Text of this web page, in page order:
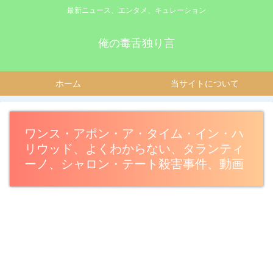
最新ニュース、エンタメ、キュレーション
俺の毒舌独り言
ホーム 当サイトについて
ワンス・アポン・ア・タイム・イン・ハ
リウッド、よくわからない、タランティ
ーノ、シャロン・テート殺害事件、動画